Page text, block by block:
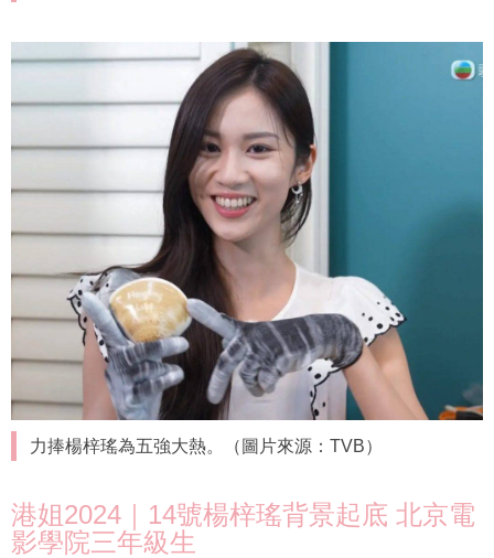
力捧楊梓瑤為五強大熱。（圖片來源：TVB）
港姐2024｜14號楊梓瑤背景起底 北京電
影學院三年級生